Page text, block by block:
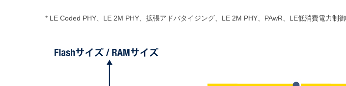
* LE Coded PHY、LE 2M PHY、拡張アドバタイジング、LE 2M PHY、PAwR、LE低消費電力制御